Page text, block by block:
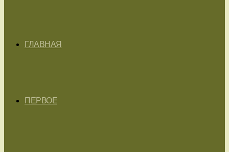
ГЛАВНАЯ
ПЕРВОЕ